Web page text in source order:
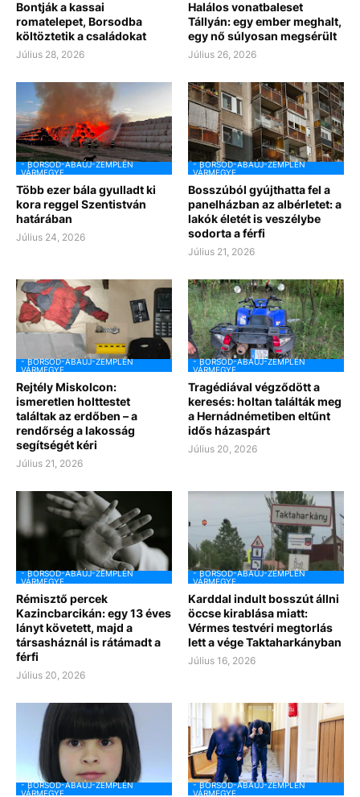
Bontják a kassai
romatelepet, Borsodba
költöztetik a családokat
Július 28, 2026
Halálos vonatbaleset
Tállyán: egy ember meghalt,
egy nő súlyosan megsérült
Július 26, 2026
- BORSOD-ABAÚJ-ZEMPLÉN
VÁRMEGYE
Több ezer bála gyulladt ki
kora reggel Szentistván
határában
Július 24, 2026
- BORSOD-ABAÚJ-ZEMPLÉN
VÁRMEGYE
Bosszúból gyújthatta fel a
panelházban az albérletet: a
lakók életét is veszélybe
sodorta a férfi
Július 21, 2026
- BORSOD-ABAÚJ-ZEMPLÉN
VÁRMEGYE
Rejtély Miskolcon:
ismeretlen holttestet
találtak az erdőben – a
rendőrség a lakosság
segítségét kéri
Július 21, 2026
- BORSOD-ABAÚJ-ZEMPLÉN
VÁRMEGYE
Tragédiával végződött a
keresés: holtan találták meg
a Hernádnémetiben eltűnt
idős házaspárt
Július 20, 2026
- BORSOD-ABAÚJ-ZEMPLÉN
VÁRMEGYE
Rémisztő percek
Kazincbarcikán: egy 13 éves
lányt követett, majd a
társasháznál is rátámadt a
férfi
Július 20, 2026
- BORSOD-ABAÚJ-ZEMPLÉN
VÁRMEGYE
Karddal indult bosszút állni
öccse kirablása miatt:
Vérmes testvéri megtorlás
lett a vége Taktaharkányban
Július 16, 2026
- BORSOD-ABAÚJ-ZEMPLÉN
VÁRMEGYE
- BORSOD-ABAÚJ-ZEMPLÉN
VÁRMEGYE